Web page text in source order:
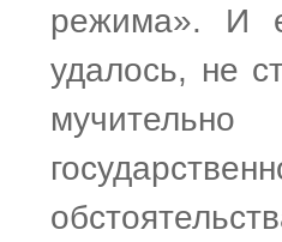
режима». И
удалось, не